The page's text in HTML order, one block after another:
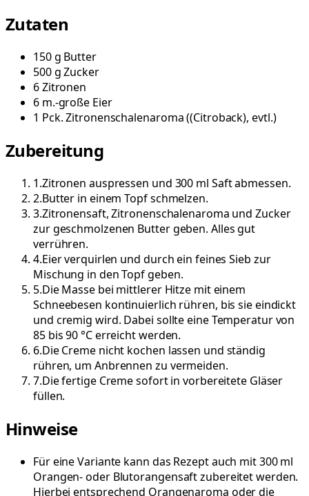
Zutaten
150g Butter
500gZucker
6Zitronen
6 m.-große Eier
1 Pck.Zitronenschalenaroma((Citroback), evtl.)
Zubereitung
1.Zitronen auspressen und 300 ml Saft abmessen.
2.Butter in einem Topf schmelzen.
3.Zitronensaft, Zitronenschalenaroma und Zucker
zur geschmolzenen Butter geben. Alles gut
verrühren.
4.Eier verquirlen und durch ein feines Sieb zur
Mischung in den Topf geben.
5.Die Masse bei mittlerer Hitze mit einem
Schneebesen kontinuierlich rühren, bis sie eindickt
und cremig wird. Dabei sollte eine Temperatur von
85 bis 90 °C erreicht werden.
6.Die Creme nicht kochen lassen und ständig
rühren, um Anbrennen zu vermeiden.
7.Die fertige Creme sofort in vorbereitete Gläser
füllen.
Hinweise
Für eine Variante kann das Rezept auch mit 300 ml
Orangen- oder Blutorangensaft zubereitet werden.
Hierbei entsprechend Orangenaroma oder die